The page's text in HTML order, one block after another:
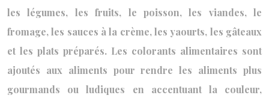
les légumes, les fruits, le poisson, les viandes, le
fromage, les sauces à la crème, les yaourts, les gâteaux
et les plats préparés. Les colorants alimentaires sont
ajoutés aux aliments pour rendre les aliments plus
gourmands ou ludiques en accentuant la couleur,